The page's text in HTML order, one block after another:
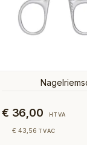
€ 36,00 HTVA
€ 43,56 TVAC